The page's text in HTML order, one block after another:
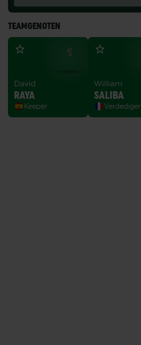
TEAMGENOTEN
David
RAYA
Keeper
1
William
SALIBA
Verdediger